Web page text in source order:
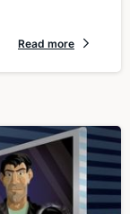
Read more